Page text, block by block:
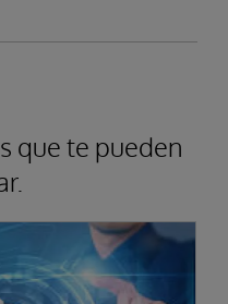
que te pueden